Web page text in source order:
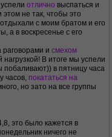
отлично выспаться и
не так, чтобы это
с моим братом и его
а в воскресенье с его
раговорами и смехом
В итоге мы успели
в пятницу часа
часов, покататься на
но зато на все группы
это было кажется в
ничего не